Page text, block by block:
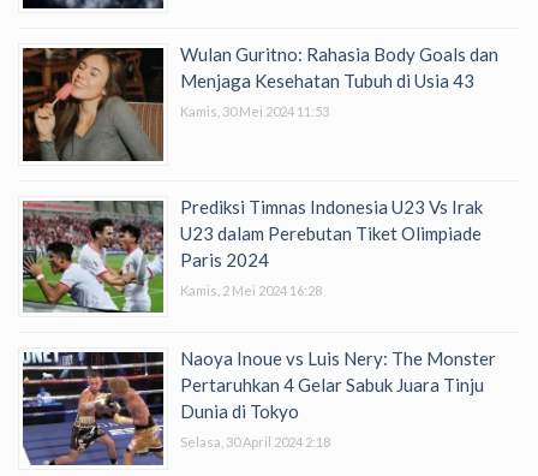
Wulan Guritno: Rahasia Body Goals dan
Menjaga Kesehatan Tubuh di Usia 43
Kamis, 30 Mei 2024 11:53
Prediksi Timnas Indonesia U23 Vs Irak
U23 dalam Perebutan Tiket Olimpiade
Paris 2024
Kamis, 2 Mei 2024 16:28
Naoya Inoue vs Luis Nery: The Monster
Pertaruhkan 4 Gelar Sabuk Juara Tinju
Dunia di Tokyo
Selasa, 30 April 2024 2:18